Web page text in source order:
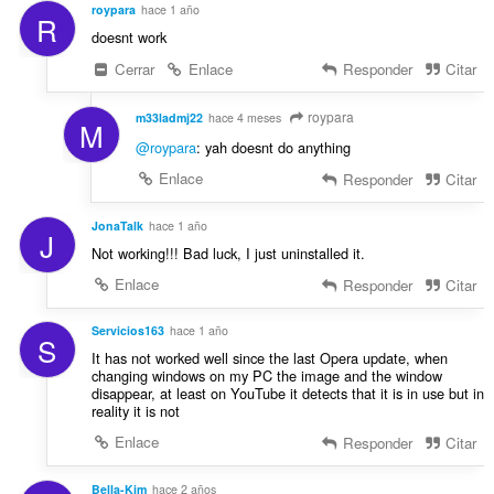
:
R roypara hace 1 año
doesnt work
Cerrar
Enlace Responder Citar
M m33ladmj22 hace 4 meses roypara
@roypara: yah doesnt do anything
Enlace
Responder Citar
J JonaTalk hace 1 año
Not working!!! Bad luck, I just uninstalled it.
Enlace
Responder Citar
S Servicios163 hace 1 año
It has not worked well since the last Opera update, when
changing windows on my PC the image and the window
disappear, at least on YouTube it detects that it is in use but in
reality it is not
Enlace
Responder Citar
Bella-Kim hace 2 años